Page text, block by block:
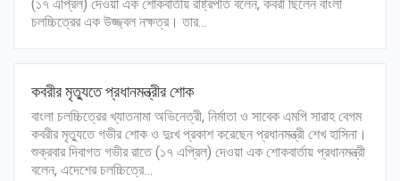
(১৭ এপ্রিল) দেওয়া এক শোকবার্তায় রাষ্ট্রপতি বলেন, কবরী ছিলেন বাংলা
চলচ্চিত্রের এক উজ্জ্বল নক্ষত্র। তার…
কবরীর মৃত্যুতে প্রধানমন্ত্রীর শোক
বাংলা চলচ্চিত্রের খ্যাতনামা অভিনেত্রী, নির্মাতা ও সাবেক এমপি সারাহ বেগম
কবরীর মৃত্যুতে গভীর শোক ও দুঃখ প্রকাশ করেছেন প্রধানমন্ত্রী শেখ হাসিনা।
শুক্রবার দিবাগত গভীর রাতে (১৭ এপ্রিল) দেওয়া এক শোকবার্তায় প্রধানমন্ত্রী
বলেন, এদেশের চলচ্চিত্রে…